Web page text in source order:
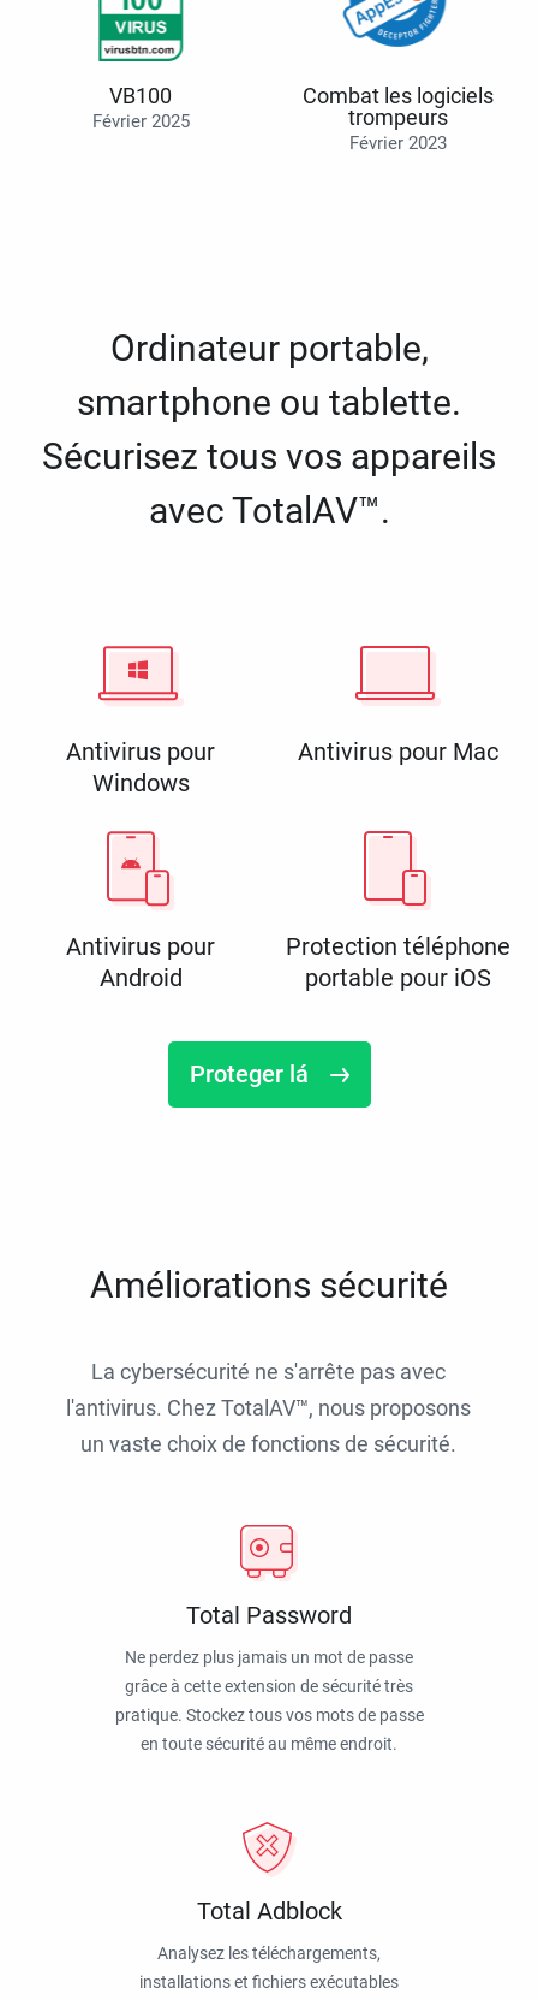
VB100
Février 2025
Combat les logiciels
trompeurs
Février 2023
Ordinateur portable,
smartphone ou tablette.
Sécurisez tous vos appareils
avec TotalAV™.
Antivirus pour
Windows
Antivirus pour Mac
Antivirus pour
Android
Protection téléphone
portable pour iOS
Proteger lá
Améliorations sécurité
La cybersécurité ne s'arrête pas avec
l'antivirus. Chez TotalAV™, nous proposons
un vaste choix de fonctions de sécurité.
Total Password
Ne perdez plus jamais un mot de passe
grâce à cette extension de sécurité très
pratique. Stockez tous vos mots de passe
en toute sécurité au même endroit.
Total Adblock
Analysez les téléchargements,
installations et fichiers exécutables